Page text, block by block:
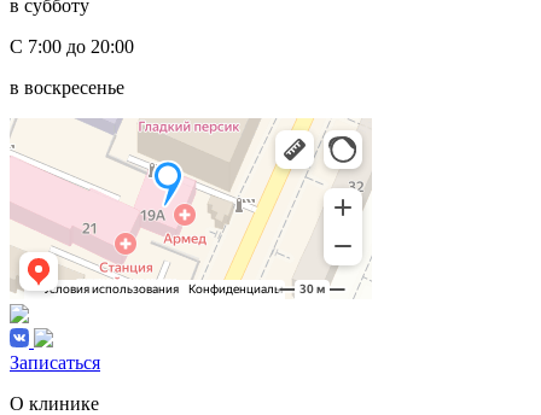
в субботу
С 7:00 до 20:00
в воскресенье
Записаться
О клинике